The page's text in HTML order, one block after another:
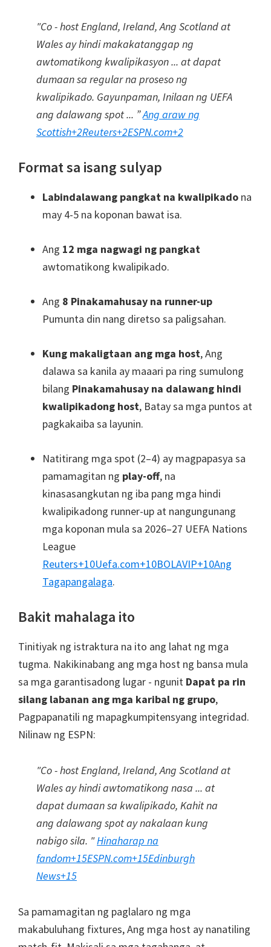
"Co - host England, Ireland, Ang Scotland at
Wales ay hindi makakatanggap ng
awtomatikong kwalipikasyon ... at dapat
dumaan sa regular na proseso ng
kwalipikado. Gayunpaman, Inilaan ng UEFA
ang dalawang spot ... ”Ang araw ng
Scottish+2Reuters+2ESPN.com+2
Format sa isang sulyap
Labindalawang pangkat na kwalipikado na
may 4-5 na koponan bawat isa.
Ang 12 mga nagwagi ng pangkat
awtomatikong kwalipikado.
Ang 8 Pinakamahusay na runner-up
Pumunta din nang diretso sa paligsahan.
Kung makaligtaan ang mga host, Ang
dalawa sa kanila ay maaari pa ring sumulong
bilang Pinakamahusay na dalawang hindi
kwalipikadong host, Batay sa mga puntos at
pagkakaiba sa layunin.
Natitirang mga spot (2–4) ay magpapasya sa
pamamagitan ng play-off, na
kinasasangkutan ng iba pang mga hindi
kwalipikadong runner-up at nangungunang
mga koponan mula sa 2026–27 UEFA Nations
League
Reuters+10Uefa.com+10BOLAVIP+10Ang
Tagapangalaga.
Bakit mahalaga ito
Tinitiyak ng istraktura na ito ang lahat ng mga
tugma. Nakikinabang ang mga host ng bansa mula
sa mga garantisadong lugar - ngunit Dapat pa rin
silang labanan ang mga karibal ng grupo,
Pagpapanatili ng mapagkumpitensyang integridad.
Nilinaw ng ESPN:
"Co - host England, Ireland, Ang Scotland at
Wales ay hindi awtomatikong nasa ... at
dapat dumaan sa kwalipikado, Kahit na
ang dalawang spot ay nakalaan kung
nabigo sila. "Hinaharap na
fandom+15ESPN.com+15Edinburgh
News+15
Sa pamamagitan ng paglalaro ng mga
makabuluhang fixtures, Ang mga host ay nanatiling